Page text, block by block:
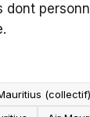
dont
(collectif)